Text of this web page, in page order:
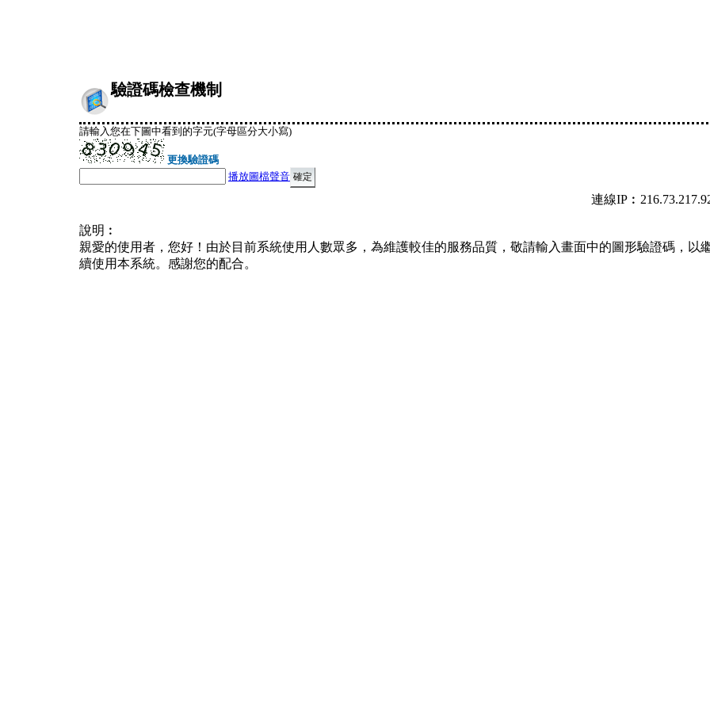
驗證碼檢查機制
請輸入您在下圖中看到的字元(字母區分大小寫)
更換驗證碼
播放圖檔聲音
連線
說明︰
親愛的使用者，您好！由於目前系統使用人數眾多，為維護較佳的服務品質，敬請輸入畫面中的圖形驗證碼，以
續使用本系統。感謝您的配合。